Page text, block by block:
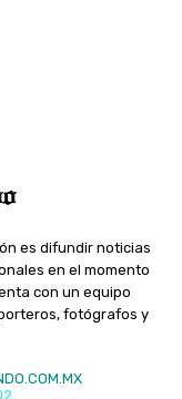
es difundir noticias
en el momento
con un equipo
fotógrafos y